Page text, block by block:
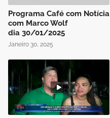
Programa Café com Notícia
com Marco Wolf
dia 30/01/2025
Janeiro 30, 2025